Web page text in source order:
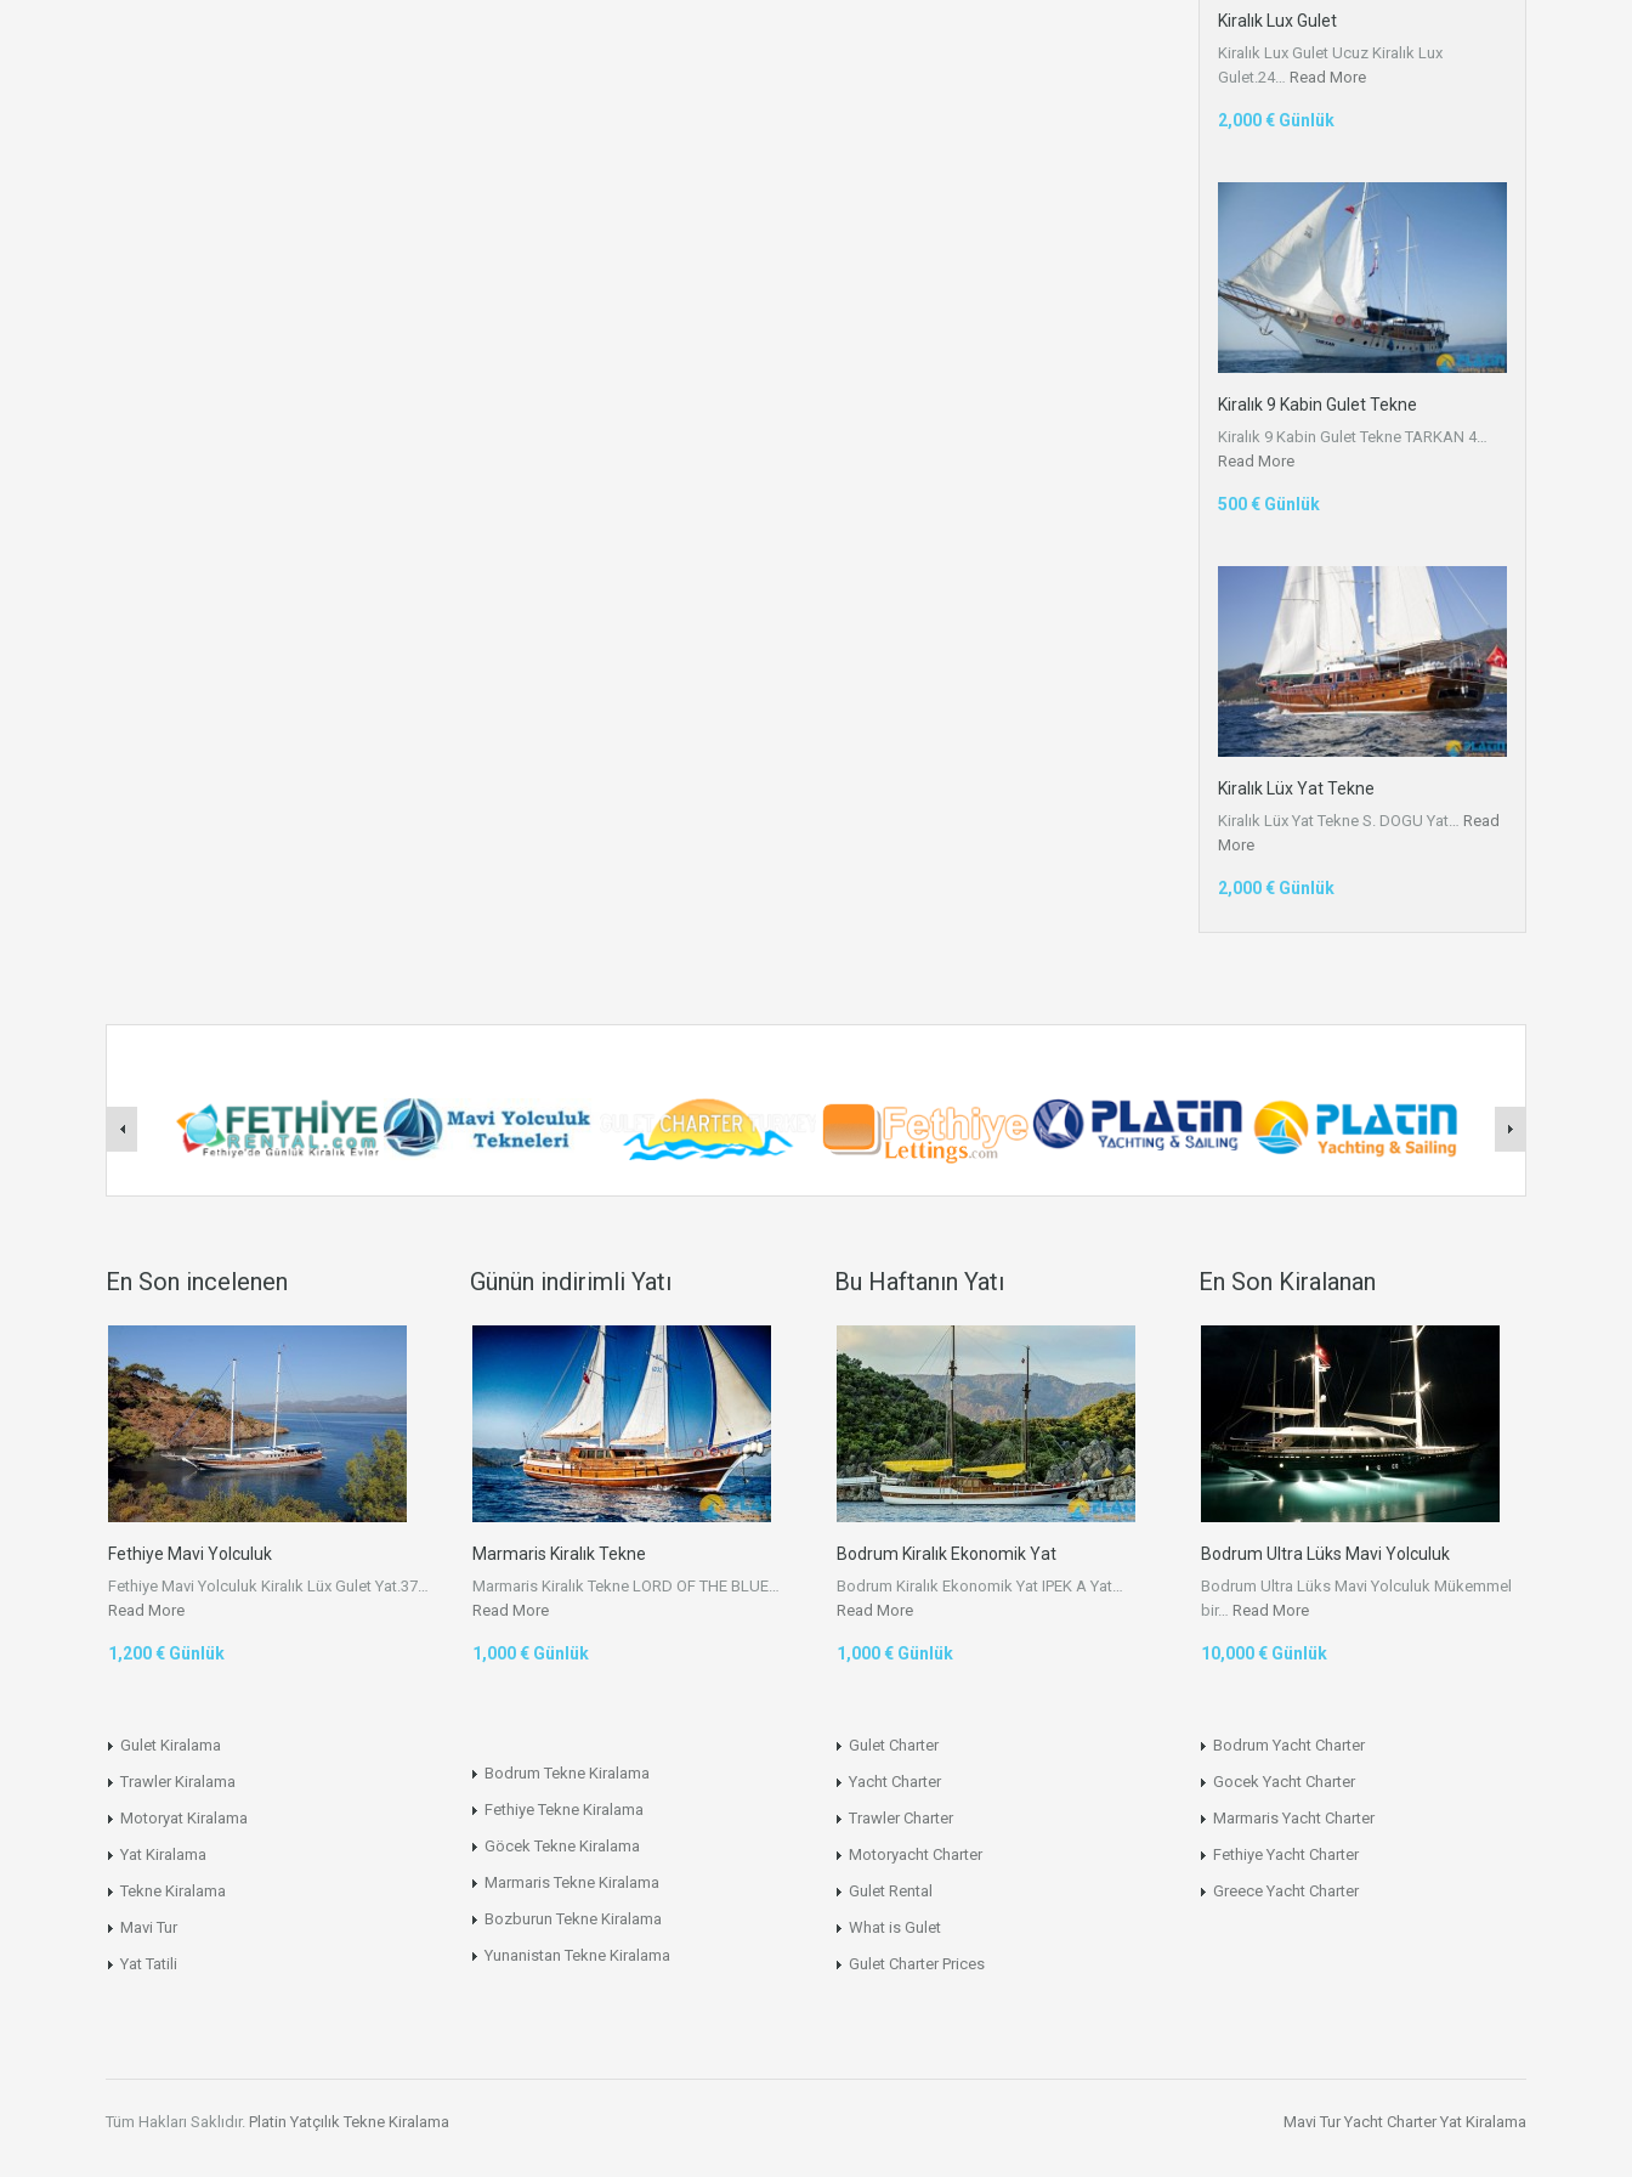
Kiralık Lux Gulet
Kiralık Lux Gulet Ucuz Kiralık Lux
Gulet.24… Read More
2,000 € Günlük
Kiralık 9 Kabin Gulet Tekne
Kiralık 9 Kabin Gulet Tekne TARKAN 4…
Read More
500 € Günlük
Kiralık Lüx Yat Tekne
Kiralık Lüx Yat Tekne S. DOGU Yat… Read
More
2,000 € Günlük
En Son incelenen
Fethiye Mavi Yolculuk
Fethiye Mavi Yolculuk Kiralık Lüx Gulet Yat.37…
Read More
1,200 € Günlük
Gulet Kiralama
Trawler Kiralama
Motoryat Kiralama
Yat Kiralama
Tekne Kiralama
Mavi Tur
Yat Tatili
Günün indirimli Yatı
Marmaris Kiralık Tekne
Marmaris Kiralık Tekne LORD OF THE BLUE…
Read More
1,000 € Günlük
Bodrum Tekne Kiralama
Fethiye Tekne Kiralama
Göcek Tekne Kiralama
Marmaris Tekne Kiralama
Bozburun Tekne Kiralama
Yunanistan Tekne Kiralama
Bu Haftanın Yatı
Bodrum Kiralık Ekonomik Yat
Bodrum Kiralık Ekonomik Yat IPEK A Yat…
Read More
1,000 € Günlük
Gulet Charter
Yacht Charter
Trawler Charter
Motoryacht Charter
Gulet Rental
What is Gulet
Gulet Charter Prices
En Son Kiralanan
Bodrum Ultra Lüks Mavi Yolculuk
Bodrum Ultra Lüks Mavi Yolculuk Mükemmel
bir… Read More
10,000 € Günlük
Bodrum Yacht Charter
Gocek Yacht Charter
Marmaris Yacht Charter
Fethiye Yacht Charter
Greece Yacht Charter
Tüm Hakları Saklıdır. Platin Yatçılık Tekne Kiralama Mavi Tur Yacht Charter Yat Kiralama